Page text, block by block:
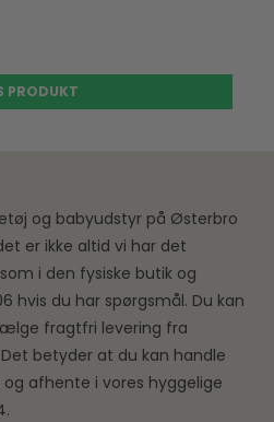
PRODUKT
og babyudstyr på Østerbro
er ikke altid vi har det
i den fysiske butik og
hvis du har spørgsmål. Du kan
fragtfri levering fra
betyder at du kan handle
afhente i vores hyggelige